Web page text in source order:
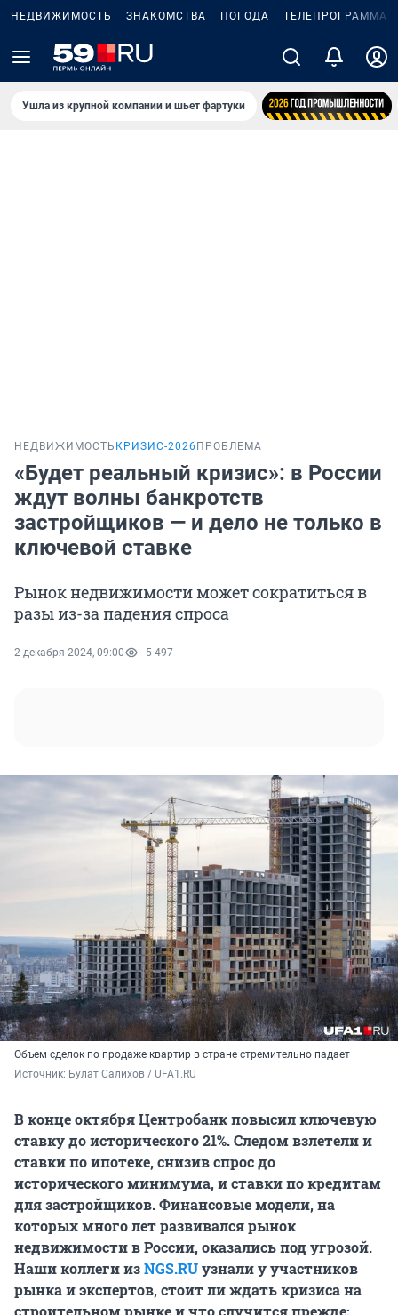
НЕДВИЖИМОСТЬ ЗНАКОМСТВА ПОГОДА ТЕЛЕПРОГРАММА
Ушла из крупной компании и шьет фартуки
НЕДВИЖИМОСТЬ КРИЗИС-2026 ПРОБЛЕМА
«Будет реальный кризис»: в России
ждут волны банкротств
застройщиков — и дело не только в
ключевой ставке
Рынок недвижимости может сократиться в
разы из-за падения спроса
2 декабря 2024, 09:00 5 497
Объем сделок по продаже квартир в стране стремительно падает
Источник: Булат Салихов / UFA1.RU
В конце октября Центробанк повысил ключевую
ставку до исторического 21%. Следом взлетели и
ставки по ипотеке, снизив спрос до
исторического минимума, и ставки по кредитам
для застройщиков. Финансовые модели, на
которых много лет развивался рынок
недвижимости в России, оказались под угрозой.
Наши коллеги изNGS.RUузнали у участников
рынка и экспертов, стоит ли ждать кризиса на
строительном рынке и что случится прежде: